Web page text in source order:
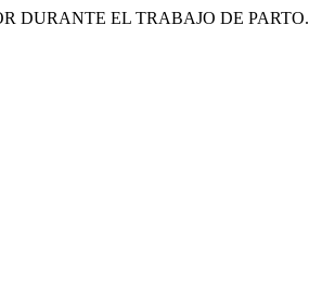
DURANTE EL TRABAJO DE PARTO.